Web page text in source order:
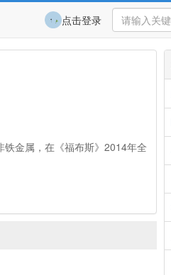
点击登录
金属，在《福布斯》2014年全